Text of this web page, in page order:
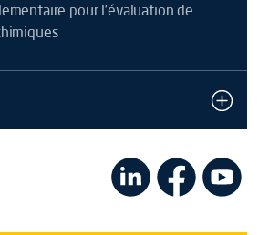
pour l’évaluation de